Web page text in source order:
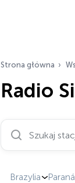
Strona główna
Radio
Szukaj stacji
Brazylia Paraná